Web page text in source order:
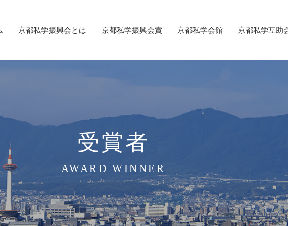
京都私学振興会とは 京都私学振興会賞 京都私学会館 京都私学互助
受賞者
AWARD WINNER